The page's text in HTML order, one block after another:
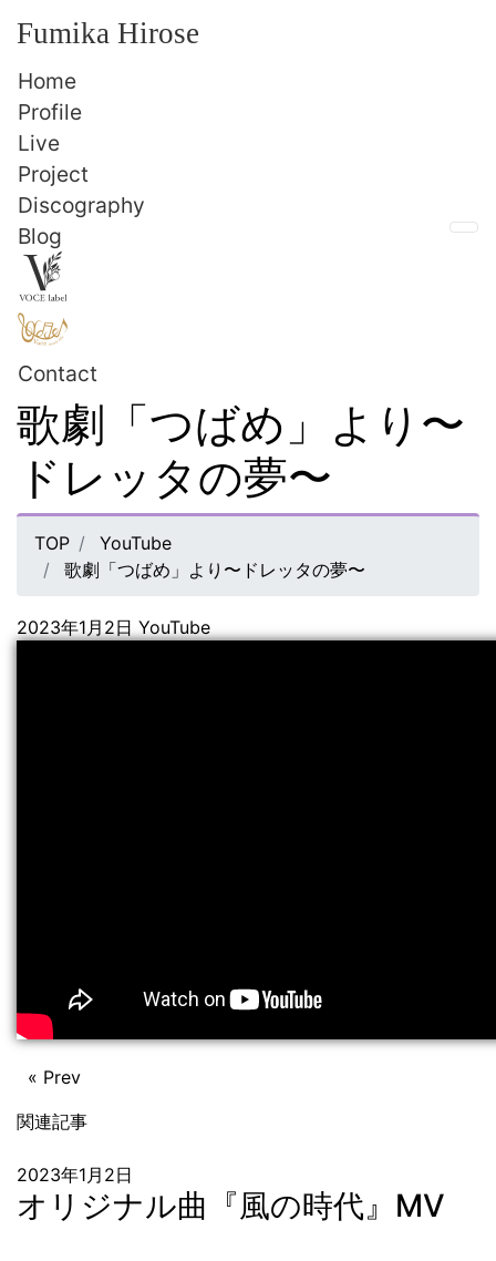
Fumika Hirose
Home
Profile
Live
Project
Discography
Blog
Contact
歌劇「つばめ」より〜
ドレッタの夢〜
TOP
YouTube
歌劇「つばめ」より〜ドレッタの夢〜
2023年1月2日 YouTube
« Prev
関連記事
2023年1月2日
オリジナル曲『風の時代』MV